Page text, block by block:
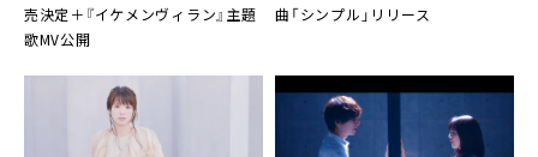
売決定＋『イケメンヴィラン』主題
歌MV公開
曲「シンプル」リリース